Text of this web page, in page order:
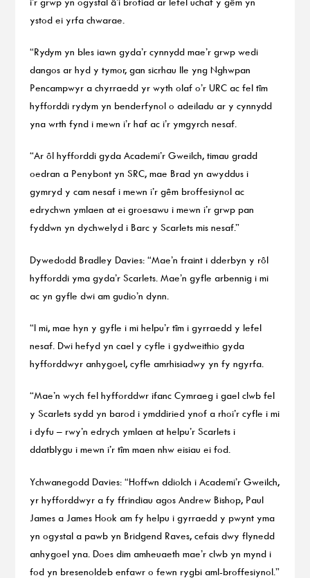
ystod ei yrfa chwarae.
“Rydym yn bles iawn gyda’r cynnydd mae’r grwp wedi
dangos ar hyd y tymor, gan sicrhau lle yng Nghwpan
Pencampwyr a chyrraedd yr wyth olaf o’r URC ac fel tîm
hyfforddi rydym yn benderfynol o adeiladu ar y cynnydd
yna wrth fynd i mewn i’r haf ac i’r ymgyrch nesaf.
“Ar ôl hyfforddi gyda Academi’r Gweilch, timau gradd
oedran a Penybont yn SRC, mae Brad yn awyddus i
gymryd y cam nesaf i mewn i’r gêm broffesiynol ac
edrychwn ymlaen at ei groesawu i mewn i’r grwp pan
fyddwn yn dychwelyd i Barc y Scarlets mis nesaf.”
Dywedodd Bradley Davies: “Mae’n fraint i dderbyn y rôl
hyfforddi yma gyda’r Scarlets. Mae’n gyfle arbennig i mi
ac yn gyfle dwi am gudio’n dynn.
“I mi, mae hyn y gyfle i mi helpu’r tîm i gyrraedd y lefel
nesaf. Dwi hefyd yn cael y cyfle i gydweithio gyda
hyfforddwyr anhygoel, cyfle amrhisiadwy yn fy ngyrfa.
“Mae’n wych fel hyfforddwr ifanc Cymraeg i gael clwb fel
y Scarlets sydd yn barod i ymddiried ynof a rhoi’r cyfle i mi
i dyfu – rwy’n edrych ymlaen at helpu’r Scarlets i
ddatblygu i mewn i’r tîm maen nhw eisiau ei fod.
Ychwanegodd Davies: “Hoffwn ddiolch i Academi’r Gweilch,
yr hyfforddwyr a fy ffrindiau agos Andrew Bishop, Paul
James a James Hook am fy helpu i gyrraedd y pwynt yma
yn ogystal a pawb yn Bridgend Raves, cefais dwy flynedd
anhygoel yna. Does dim amheuaeth mae’r clwb yn mynd i
fod yn bresenoldeb enfawr o fewn rygbi aml-broffesiynol.”